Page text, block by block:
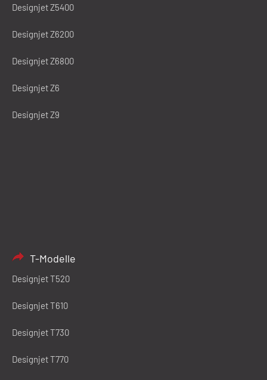
Designjet Z5400
Designjet Z6200
Designjet Z6800
Designjet Z6
Designjet Z9
T-Modelle
Designjet T520
Designjet T610
Designjet T730
Designjet T770